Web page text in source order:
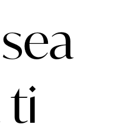
ti